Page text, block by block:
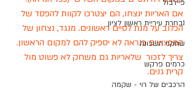
פיירבול
נבחרת עיריית ראשון לציון
שחקני השכונה
כרמים פרקש
הרכבים של רוי - שקמה
אם האריות ינצחו, הם יצטרכו לקוות להפסד של
הכלוב על מנת לסיים ראשונים. מנגד, נצחון של
המפציצים כנראה לא יספיק להם למקום הראשון.
צריך לזכור  שלאריות גם משחק לא פשוט מול
קרית גנים.